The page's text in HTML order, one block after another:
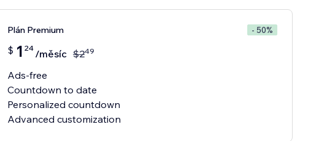
Plán Premium - 50%
$ 1 24 /měsíc $249
Ads-free
Countdown to date
Personalized countdown
Advanced customization